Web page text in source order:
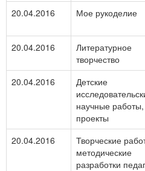
20.04.2016 Мое рукоделие
20.04.2016
Литературное
творчество
20.04.2016
Детские
научные работы,
проекты
20.04.2016
Творческие
методические
разработки